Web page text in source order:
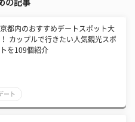
の記事
都内のおすすめデートスポット大
カップルで行きたい人気観光スポ
トを109個紹介
ート